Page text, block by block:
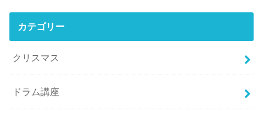
カテゴリー
クリスマス
ドラム講座